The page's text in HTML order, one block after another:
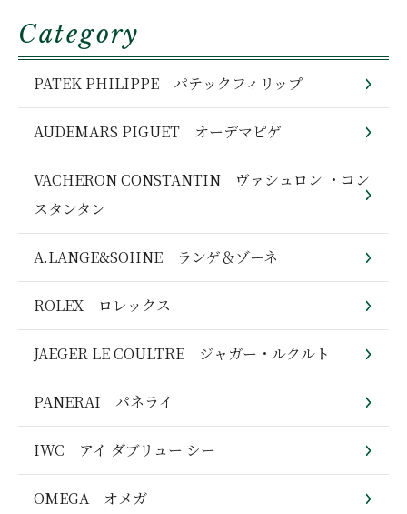
Category
PATEK PHILIPPE パテックフィリップ
AUDEMARS PIGUET オーデマピゲ
VACHERON CONSTANTIN ヴァシュロン ・コン
スタンタン
A.LANGE&SOHNE ランゲ＆ゾーネ
ROLEX ロレックス
JAEGER LE COULTRE ジャガー・ルクルト
PANERAI パネライ
IWC アイ ダブリュー シー
OMEGA オメガ